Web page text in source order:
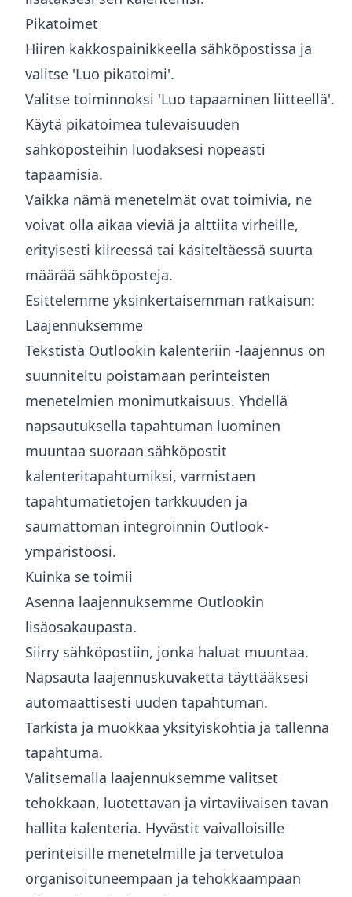
Pikatoimet
Hiiren kakkospainikkeella sähköpostissa ja
valitse 'Luo pikatoimi'.
Valitse toiminnoksi 'Luo tapaaminen liitteellä'.
Käytä pikatoimea tulevaisuuden
sähköposteihin luodaksesi nopeasti
tapaamisia.
Vaikka nämä menetelmät ovat toimivia, ne
voivat olla aikaa vieviä ja alttiita virheille,
erityisesti kiireessä tai käsiteltäessä suurta
määrää sähköposteja.
Esittelemme yksinkertaisemman ratkaisun:
Laajennuksemme
Tekstistä Outlookin kalenteriin -laajennus on
suunniteltu poistamaan perinteisten
menetelmien monimutkaisuus. Yhdellä
napsautuksella tapahtuman luominen
muuntaa suoraan sähköpostit
kalenteritapahtumiksi, varmistaen
tapahtumatietojen tarkkuuden ja
saumattoman integroinnin Outlook-
ympäristöösi.
Kuinka se toimii
Asenna laajennuksemme Outlookin
lisäosakaupasta.
Siirry sähköpostiin, jonka haluat muuntaa.
Napsauta laajennuskuvaketta täyttääksesi
automaattisesti uuden tapahtuman.
Tarkista ja muokkaa yksityiskohtia ja tallenna
tapahtuma.
Valitsemalla laajennuksemme valitset
tehokkaan, luotettavan ja virtaviivaisen tavan
hallita kalenteria. Hyvästit vaivalloisille
perinteisille menetelmille ja tervetuloa
organisoituneempaan ja tehokkaampaan